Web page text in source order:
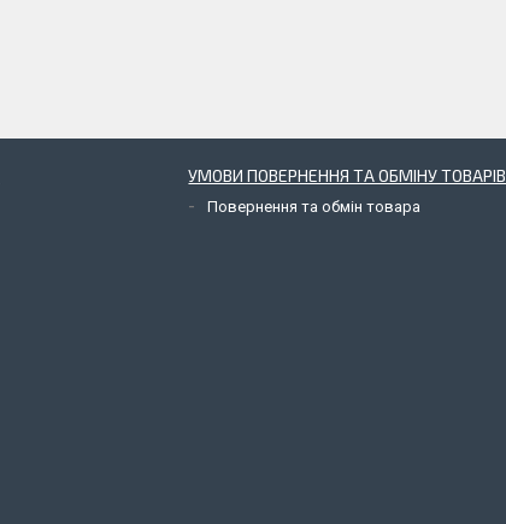
УМОВИ ПОВЕРНЕННЯ ТА ОБМІНУ ТОВАРІВ
Повернення та обмін товара